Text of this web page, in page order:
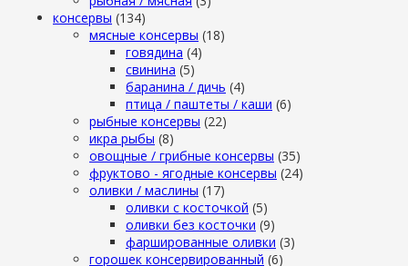
консервы (134)
мясные консервы (18)
говядина (4)
свинина (5)
баранина / дичь (4)
птица / паштеты / каши (6)
рыбные консервы (22)
икра рыбы (8)
овощные / грибные консервы (35)
фруктово - ягодные консервы (24)
оливки / маслины (17)
оливки с косточкой (5)
оливки без косточки (9)
фаршированные оливки (3)
горошек консервированный (6)